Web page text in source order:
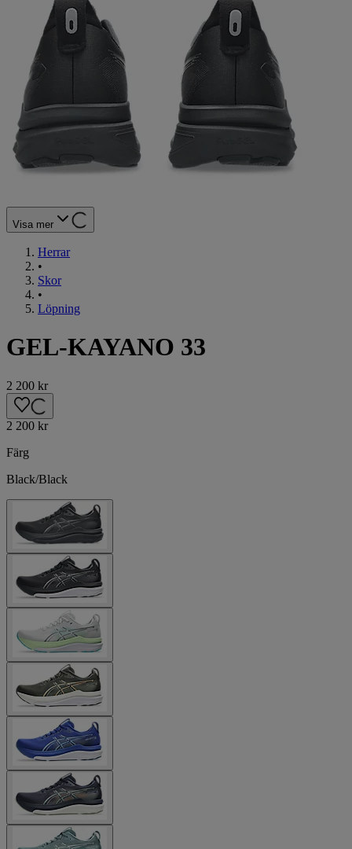
Visa mer
Herrar
•
Skor
•
Löpning
GEL-KAYANO 33
2 200 kr
2 200 kr
Färg
Black/Black